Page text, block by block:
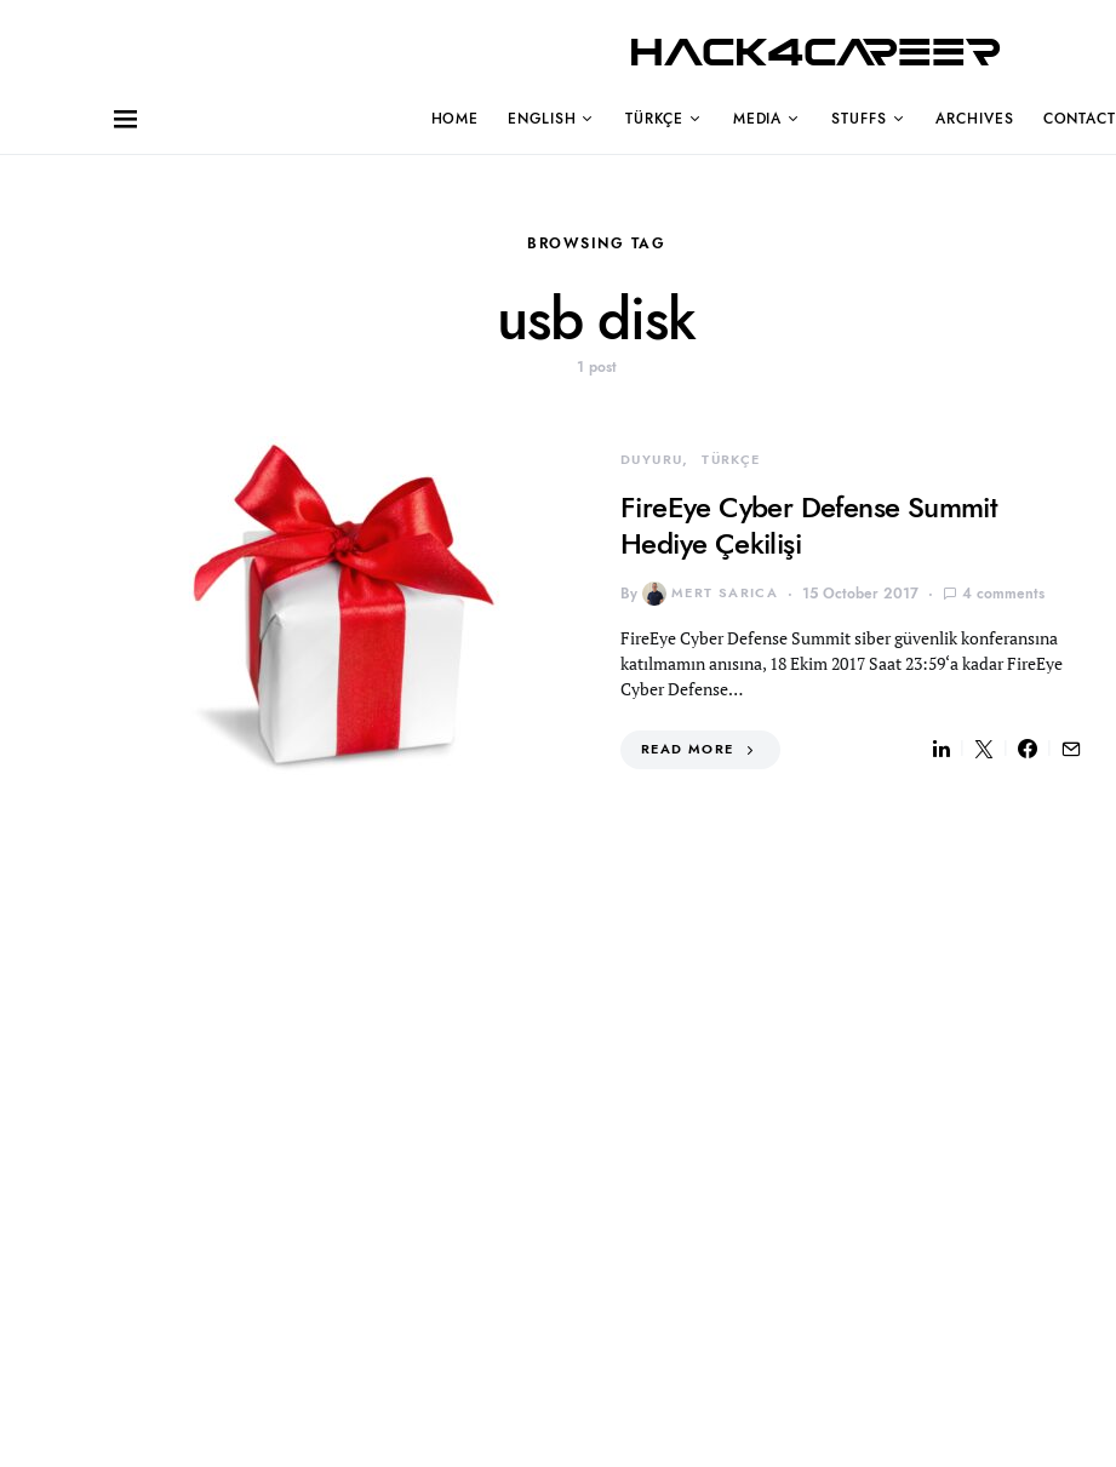
Hack4Career
HOME ENGLISH TÜRKÇE MEDIA STUFFS ARCHIVES CONTACT
BROWSING TAG
usb disk
1 post
DUYURU TÜRKÇE
FireEye Cyber Defense Summit
Hediye Çekilişi
By MERT SARICA 15 October 2017 4 comments
FireEye Cyber Defense Summit siber güvenlik konferansına
katılmamın anısına, 18 Ekim 2017 Saat 23:59‘a kadar FireEye
Cyber Defense…
READ MORE